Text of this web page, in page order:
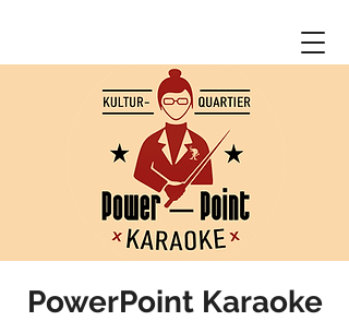
PowerPoint Karaoke